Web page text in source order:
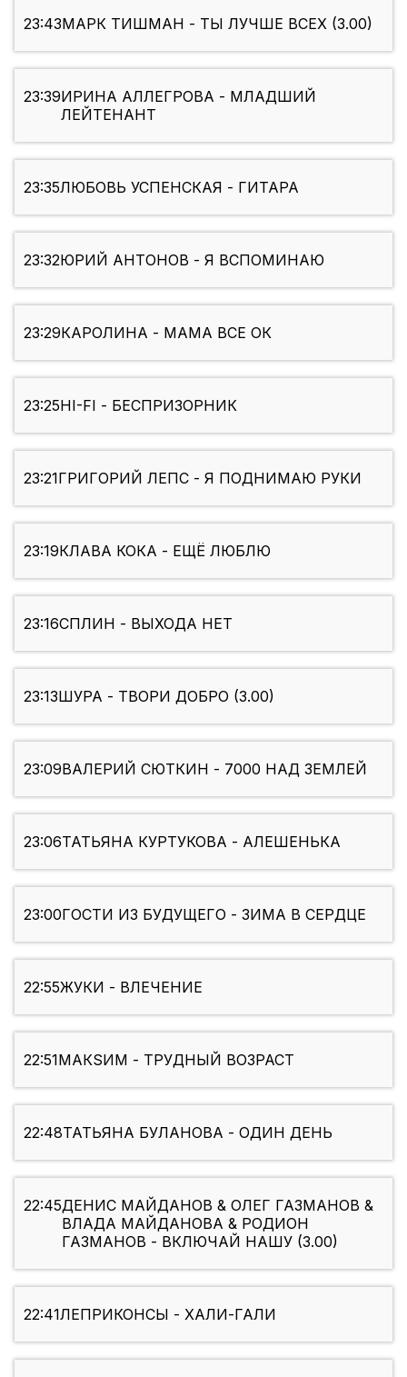
23:43МАРК ТИШМАН - ТЫ ЛУЧШЕ ВСЕХ (3.00)
23:39ИРИНА АЛЛЕГРОВА - МЛАДШИЙ
ЛЕЙТЕНАНТ
23:35ЛЮБОВЬ УСПЕНСКАЯ - ГИТАРА
23:32ЮРИЙ АНТОНОВ - Я ВСПОМИНАЮ
23:29КАРОЛИНА - МАМА ВСЕ ОК
23:25HI-FI - БЕСПРИЗОРНИК
23:21ГРИГОРИЙ ЛЕПС - Я ПОДНИМАЮ РУКИ
23:19КЛАВА КОКА - ЕЩЁ ЛЮБЛЮ
23:16СПЛИН - ВЫХОДА НЕТ
23:13ШУРА - ТВОРИ ДОБРО (3.00)
23:09ВАЛЕРИЙ СЮТКИН - 7000 НАД ЗЕМЛЕЙ
23:06ТАТЬЯНА КУРТУКОВА - АЛЕШЕНЬКА
23:00ГОСТИ ИЗ БУДУЩЕГО - ЗИМА В СЕРДЦЕ
22:55ЖУКИ - ВЛЕЧЕНИЕ
22:51МАКSИМ - ТРУДНЫЙ ВОЗРАСТ
22:48ТАТЬЯНА БУЛАНОВА - ОДИН ДЕНЬ
22:45ДЕНИС МАЙДАНОВ & ОЛЕГ ГАЗМАНОВ &
ВЛАДА МАЙДАНОВА & РОДИОН
ГАЗМАНОВ - ВКЛЮЧАЙ НАШУ (3.00)
22:41ЛЕПРИКОНСЫ - ХАЛИ-ГАЛИ